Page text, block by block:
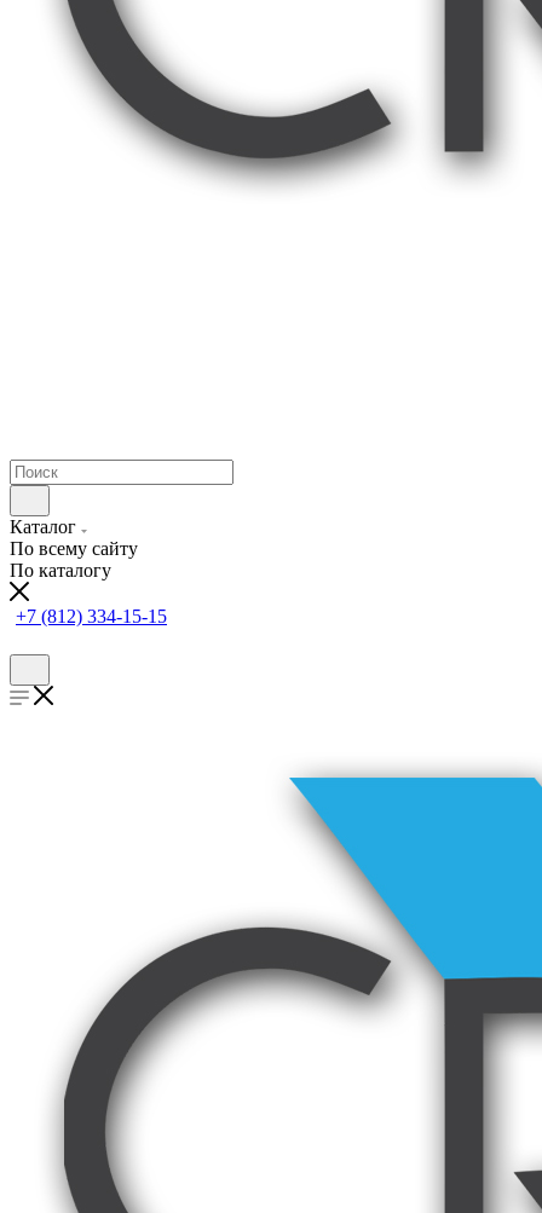
Каталог
По всему сайту
По каталогу
+7 (812) 334-15-15